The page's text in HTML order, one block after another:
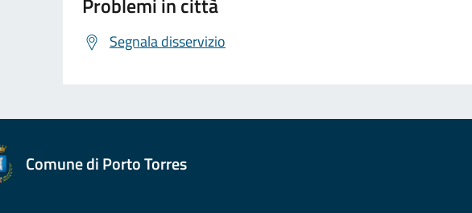
Problemi in città
Segnala disservizio
Comune di Porto Torres